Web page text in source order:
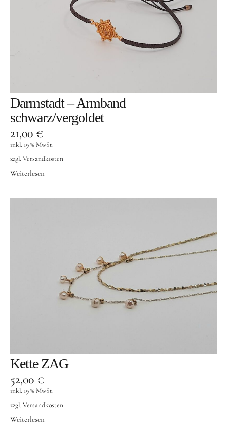
Darmstadt – Armband
schwarz/vergoldet
21,00 €
inkl. 19 % MwSt.
zzgl. Versandkosten
Weiterlesen
Kette ZAG
52,00 €
inkl. 19 % MwSt.
zzgl. Versandkosten
Weiterlesen